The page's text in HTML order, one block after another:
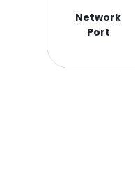
Network
Port